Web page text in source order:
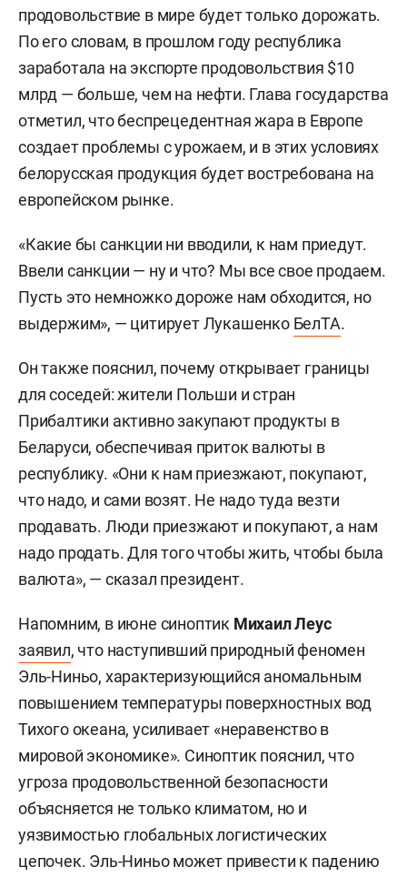
продовольствие в мире будет только дорожать.
По его словам, в прошлом году республика
заработала на экспорте продовольствия $10
млрд — больше, чем на нефти. Глава государства
отметил, что беспрецедентная жара в Европе
создает проблемы с урожаем, и в этих условиях
белорусская продукция будет востребована на
европейском рынке.
«Какие бы санкции ни вводили, к нам приедут.
Ввели санкции — ну и что? Мы все свое продаем.
Пусть это немножко дороже нам обходится, но
выдержим», — цитирует Лукашенко БелТА.
Он также пояснил, почему открывает границы
для соседей: жители Польши и стран
Прибалтики активно закупают продукты в
Беларуси, обеспечивая приток валюты в
республику. «Они к нам приезжают, покупают,
что надо, и сами возят. Не надо туда везти
продавать. Люди приезжают и покупают, а нам
надо продать. Для того чтобы жить, чтобы была
валюта», — сказал президент.
Напомним, в июне синоптик Михаил Леус
заявил, что наступивший природный феномен
Эль-Ниньо, характеризующийся аномальным
повышением температуры поверхностных вод
Тихого океана, усиливает «неравенство в
мировой экономике». Синоптик пояснил, что
угроза продовольственной безопасности
объясняется не только климатом, но и
уязвимостью глобальных логистических
цепочек. Эль-Ниньо может привести к падению